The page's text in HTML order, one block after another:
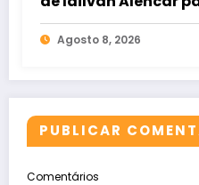
federal
Agosto 8, 2026
PUBLICAR
Comentários